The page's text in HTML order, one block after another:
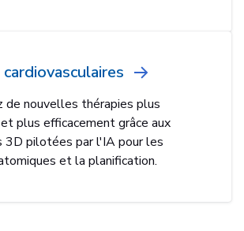
de nouvelles thérapies plus
plus efficacement grâce aux
3D pilotées par l'IA pour les
et la planification.